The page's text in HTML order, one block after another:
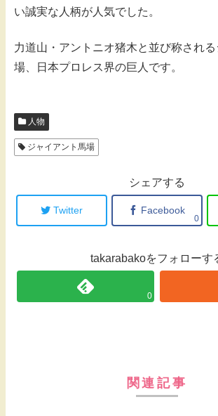
い誠実な人柄が人気でした。
力道山・アントニオ猪木と並び称され
場、日本プロレス界の巨人です。
人物
ジャイアント馬場
シェアする
Twitter Facebook
0
takarabakoをフォローす
0
関連記事